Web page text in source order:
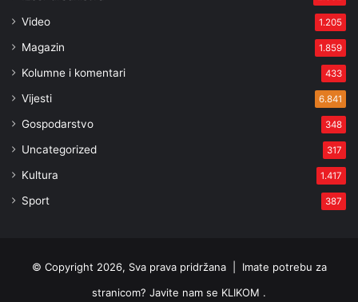
Video 1.205
Magazin 1.859
Kolumne i komentari 433
Vijesti 6.841
Gospodarstvo 348
Uncategorized 317
Kultura 1.417
Sport 387
© Copyright 2026, Sva prava pridržana | Imate potrebu za
stranicom? Javite nam se KLIKOM .